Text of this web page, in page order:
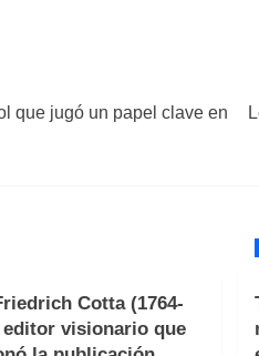
que jugó un papel clave en
Cotta (1764-
editor visionario que